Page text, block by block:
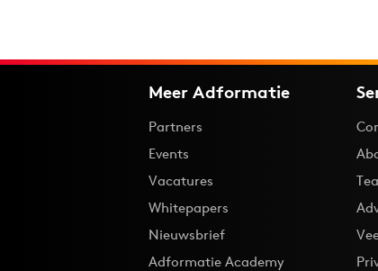
Meer Adformatie
Partners
Events
Vacatures
Whitepapers
Nieuwsbrief
Adformatie Academy